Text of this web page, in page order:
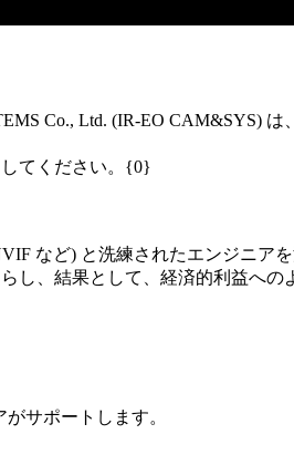
Co., Ltd. (IR-EO CAM&SYS)
てください。{0}
など) と洗練されたエンジニア
、結果として、経済的利益への
サポートします。